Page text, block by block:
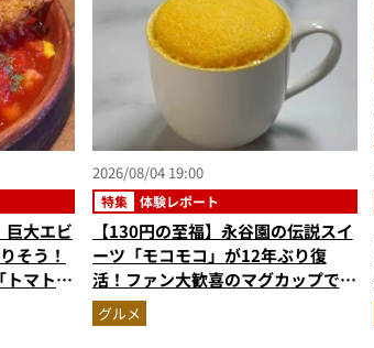
巨大エビ
そう！
トマト弾
ュー
2026/08/04 19:00
特集 体験レポート
【130円の至福】永谷園の伝説スイ
ーツ「モコモコ」が12年ぶり復
活！ファン大歓喜のマグカップで作
る絶品ケーキを食べたらやっぱり最
高にウマかった
グルメ